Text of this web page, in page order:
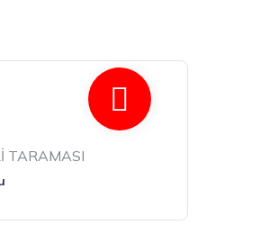
TARAMASI